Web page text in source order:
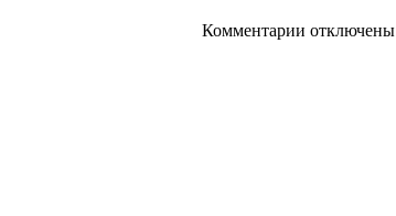
Комментарии отключены